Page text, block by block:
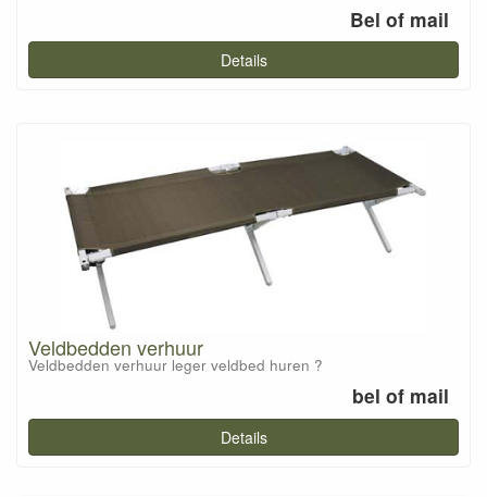
Bel of mail
Details
Veldbedden verhuur
Veldbedden verhuur leger veldbed huren ?
bel of mail
Details